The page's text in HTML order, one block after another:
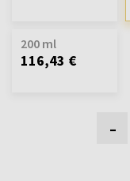
-
200 ml
116,43 €